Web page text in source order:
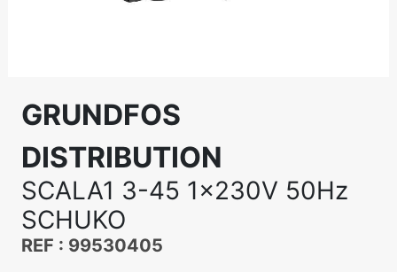
GRUNDFOS
DISTRIBUTION
SCALA1 3-45 1x230V 50Hz
SCHUKO
REF : 99530405